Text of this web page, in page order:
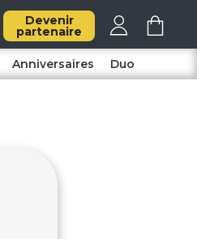
Devenir
partenaire
Anniversaires Duo